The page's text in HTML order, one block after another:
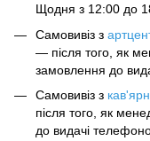
Щодня з 12:00 до
Самовивіз з
— після того, як
замовлення до
Самовивіз з
після того, як
до видачі